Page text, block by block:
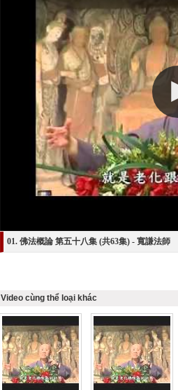
01. 佛法概論 第五十八集 (共63集) - 寬謙法師
Video cùng thể loại khác